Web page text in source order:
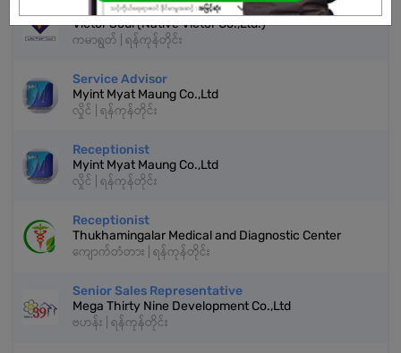
Sales / Cashier
Victor Soul (Native Victor Co.,Ltd.)
ကမာရွတ် | ရန်ကုန်တိုင်း
Service Advisor
Myint Myat Maung Co.,Ltd
လှိုင် | ရန်ကုန်တိုင်း
Receptionist
Myint Myat Maung Co.,Ltd
လှိုင် | ရန်ကုန်တိုင်း
Receptionist
Thukhamingalar Medical and Diagnostic Center
ကျောက်တံတား | ရန်ကုန်တိုင်း
Senior Sales Representative
Mega Thirty Nine Development Co.,Ltd
ဗဟန်း | ရန်ကုန်တိုင်း